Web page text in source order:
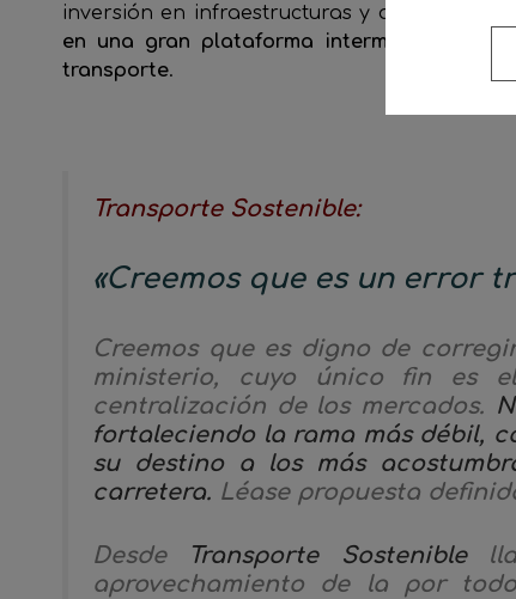
inversión en infraestructuras y a abordar
en una gran plataforma intermodal,
transporte.
Transporte Sostenible:
«Creemos que es un error
Creemos que es digno de
ministerio, cuyo único fin es
centralización de los mercados.
fortaleciendo la rama más débil,
su destino a los más
carretera. Léase propuesta
Desde Transporte Sostenible
aprovechamiento de la por